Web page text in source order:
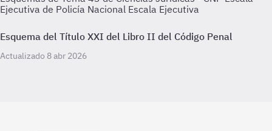
Ejecutiva de Policía Nacional Escala Ejecutiva
Esquema del Título XXI del Libro II del Código Penal
Actualizado 8 abr 2026